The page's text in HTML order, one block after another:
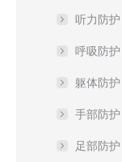
听力防护
呼吸防护
躯体防护
手部防护
足部防护